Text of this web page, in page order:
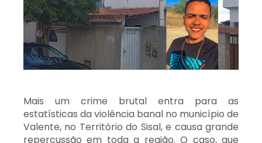
Mais um crime brutal entra para as
estatísticas da violência banal no município de
Valente, no Território do Sisal, e causa grande
repercussão em toda a região. O caso, que